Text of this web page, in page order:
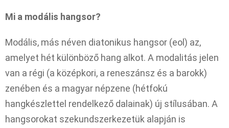
Mi a modális hangsor?
Modális, más néven diatonikus hangsor (eol) az,
amelyet hét különböző hang alkot. A modalitás jelen
van a régi (a középkori, a reneszánsz és a barokk)
zenében és a magyar népzene (hétfokú
hangkészlettel rendelkező dalainak) új stílusában. A
hangsorokat szekundszerkezetük alapján is